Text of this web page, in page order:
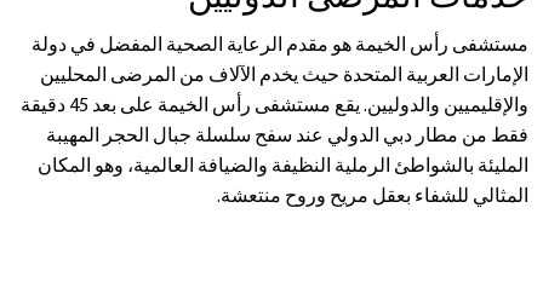
مستشفى رأس الخيمة هو مقدم الرعاية الصحية المفضل في دولة
الإمارات العربية المتحدة حيث يخدم الآلاف من المرضى المحليين
والإقليميين والدوليين. يقع مستشفى رأس الخيمة على بعد 45 دقيقة
فقط من مطار دبي الدولي عند سفح سلسلة جبال الحجر المهيبة
المليئة بالشواطئ الرملية النظيفة والضيافة العالمية، وهو المكان
المثالي للشفاء بعقل مريح وروح منتعشة.